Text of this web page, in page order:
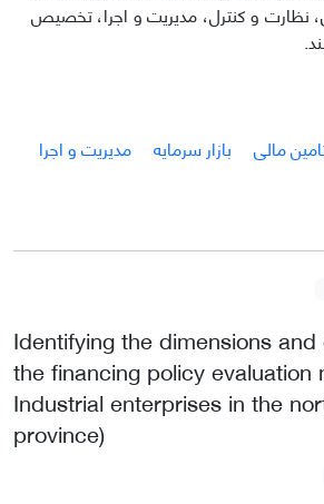
نظارت و کنترل، مدیریت و اجرا، تخصیص
مالی بازار سرمایه
مدیریت و اجرا
Identifying the dimensions
the financing policy evaluation
Industrial enterprises in the
province)